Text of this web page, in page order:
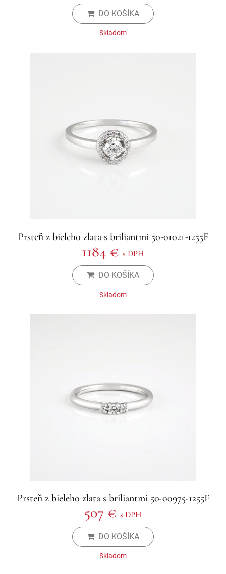
DO KOŠÍKA
Skladom
Prsteň z bieleho zlata s briliantmi 50-01021-1255F
1184 € s DPH
DO KOŠÍKA
Skladom
Prsteň z bieleho zlata s briliantmi 50-00975-1255F
507 € s DPH
DO KOŠÍKA
Skladom